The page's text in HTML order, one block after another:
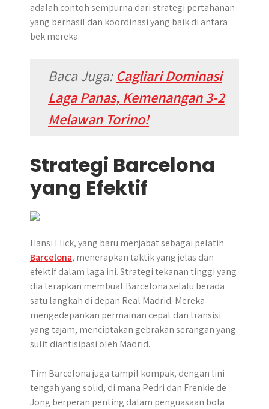
adalah contoh sempurna dari strategi pertahanan
yang berhasil dan koordinasi yang baik di antara
bek mereka.
Baca Juga:Cagliari Dominasi
Laga Panas, Kemenangan 3-2
Melawan Torino!
Strategi Barcelona
yang Efektif
Hansi Flick, yang baru menjabat sebagai pelatih
Barcelona, menerapkan taktik yang jelas dan
efektif dalam laga ini. Strategi tekanan tinggi yang
dia terapkan membuat Barcelona selalu berada
satu langkah di depan Real Madrid. Mereka
mengedepankan permainan cepat dan transisi
yang tajam, menciptakan gebrakan serangan yang
sulit diantisipasi oleh Madrid.
Tim Barcelona juga tampil kompak, dengan lini
tengah yang solid, di mana Pedri dan Frenkie de
Jong berperan penting dalam penguasaan bola